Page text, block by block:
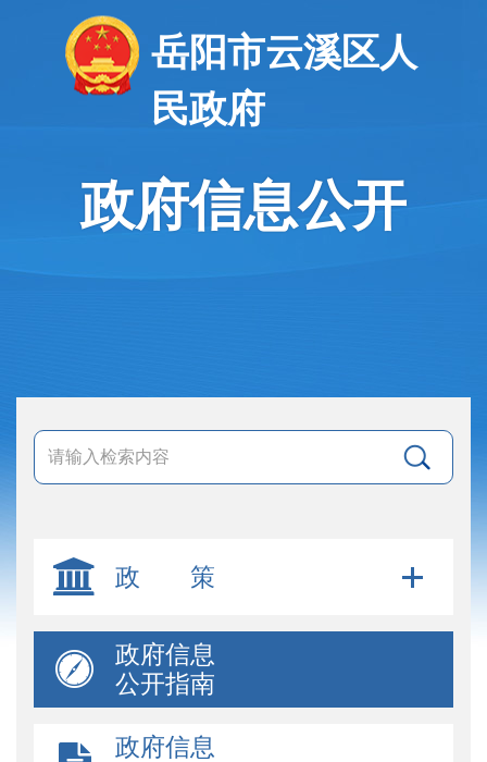
岳阳市云溪区人
民政府
政府信息公开
政 策
政府信息
公开指南
政府信息